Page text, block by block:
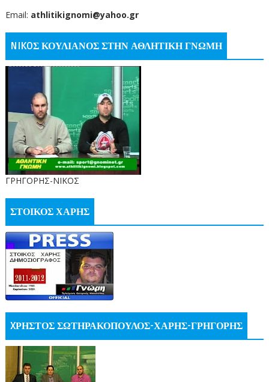
Email: athlitikignomi@yahoo.gr
NIKOΣ ΚΟΥΛΙΑΝΟΣ ΣΤΗΝ ΑΘΛΗΤΙΚΗ ΓΝΩΜΗ
ΓΡΗΓΟΡΗΣ-ΝΙΚΟΣ
ΣΤΟΙΚΟΣ ΧΑΡΗΣ
XΡΗΣΤΟΣ ΣΩΤΗΡΑΚΟΠΟΥΛΟΣ-ΧΑΡΗΣ-ΓΡΗΓΟΡΗΣ